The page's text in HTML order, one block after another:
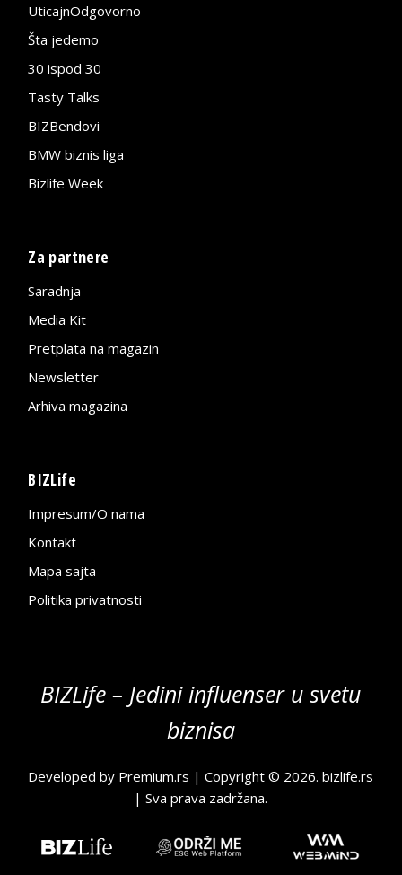
UticajnOdgovorno
Šta jedemo
30 ispod 30
Tasty Talks
BIZBendovi
BMW biznis liga
Bizlife Week
Za partnere
Saradnja
Media Kit
Pretplata na magazin
Newsletter
Arhiva magazina
BIZLife
Impresum/O nama
Kontakt
Mapa sajta
Politika privatnosti
BIZLife – Jedini influenser u svetu
biznisa
Developed by Premium.rs | Copyright © 2026.bizlife.rs
| Sva prava zadržana.